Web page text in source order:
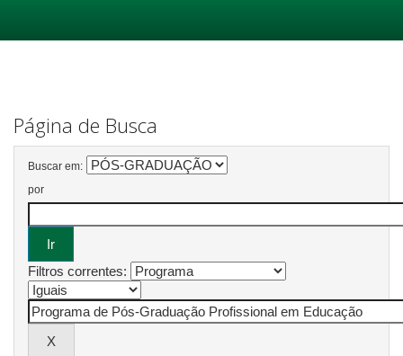
Página de Busca
Buscar em:
por
Filtros correntes: